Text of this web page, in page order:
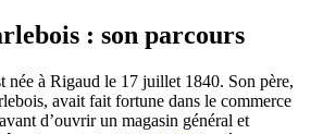
: son parcours
née à Rigaud le 17 juillet 1840. Son père,
avait fait fortune dans le commerce
d’ouvrir un magasin général et